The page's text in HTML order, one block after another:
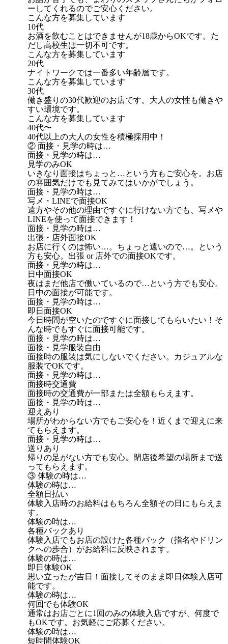
ーしてくれるのでご安心ください。
こんな方を募集しています
10代
お酒を飲むことはできませんが18歳からOKです。た
だし高校生は一切不可です。
こんな方を募集しています
20代
ナイトワークでは一番多い年齢層です。
こんな方を募集しています
30代
働き盛りの30代歓迎のお店です。大人の女性も働きや
すい環境です。
こんな方を募集しています
40代〜
40代以上の大人の女性を積極採用中！
② 面接・見学の時は…
面接・見学の時は…
見学のみOK
いきなり面接はちょっと…という方もご安心を。お店
の雰囲気だけでも見てみてはいかがでしょう。
面接・見学の時は…
写メ・LINEで面接OK
遠方やその他の理由ですぐに行けない方でも、写メや
LINEを使って面接できます！
面接・見学の時は…
出張・店外面接OK
お店に行くのは怖い…。ちょっと遠いので…。という
方も安心。出張 or 店外での面接OKです。
面接・見学の時は…
日中面接OK
夜はまだ他店で働いているので…という方でも安心。
日中の面接が可能です。
面接・見学の時は…
即日面接OK
今日時間が空いたのですぐに面接してもらいたい！そ
んな時でもすぐに面接可能です。
面接・見学の時は…
面接・見学服装自由
面接時の服装は気にしないでください。カジュアルな
服装でOKです。
面接・見学の時は…
面接時交通費
面接時の交通費が一部または全額もらえます。
面接・見学の時は…
迎えあり
場所がわからない方でもご安心を！近くまで迎えに来
てもらえます。
面接・見学の時は…
送りあり
帰りの足がない方でも安心。閉店後希望の場所まで送
ってもらえます。
③ 体験の時は…
体験の時は…
全額日払い
体験入店時のお給料はもちろん全額その日にもらえま
す。
体験の時は…
各種バックあり
体験入店でもお店の設けた各種バック（指名やドリン
クへの歩合）がお給料に反映されます。
体験の時は…
即日体験OK
思い立ったが吉日！面接してそのまま即日体験入店可
能です。
体験の時は…
何回でも体験OK
通常はお店ごとに1回のみの体験入店ですが、何度で
もOKです。お気軽にご応募ください。
体験の時は…
短時間体験OK